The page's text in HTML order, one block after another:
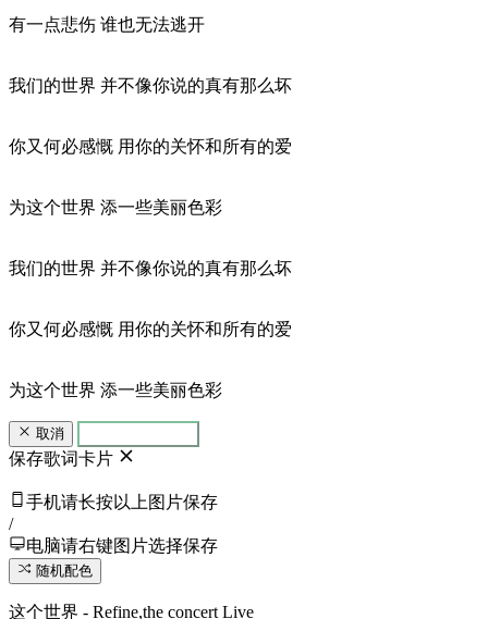
有一点悲伤 谁也无法逃开
我们的世界 并不像你说的真有那么坏
你又何必感慨 用你的关怀和所有的爱
为这个世界 添一些美丽色彩
我们的世界 并不像你说的真有那么坏
你又何必感慨 用你的关怀和所有的爱
为这个世界 添一些美丽色彩
取消
保存歌词卡片
手机请长按以上图片保存
/
电脑请右键图片选择保存
随机配色
这个世界 - Refine,the concert Live